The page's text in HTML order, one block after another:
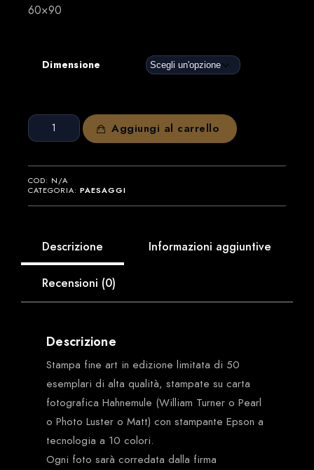
60×90
Dimensione
Dead
Vlei,
quantità
Aggiungi al carrello
COD: N/A
CATEGORIA: PAESAGGI
Descrizione Informazioni aggiuntive
Recensioni (0)
Descrizione
Stampa fine art in edizione limitata di 50
esemplari di alta qualità, stampate su carta
fotografica Hahnemule (William Turner o Pearl
o Photo Luster o Matt) con stampante Epson a
tecnologia a 10 colori.
Ogni foto sarà corredata dalla firma